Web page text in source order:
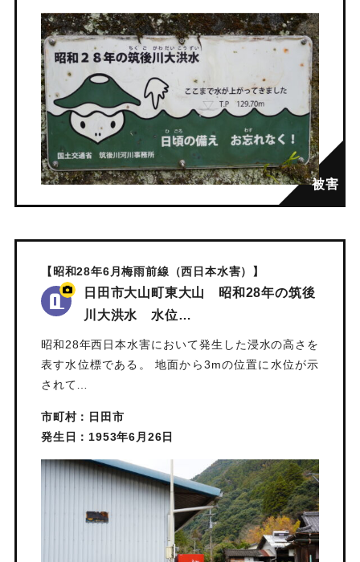
【昭和28年6月梅雨前線（西日本水害）】
日田市大山町東大山 昭和28年の筑後
川大洪水 水位…
昭和28年西日本水害において発生した浸水の高さを
表す水位標である。 地面から3mの位置に水位が示
されて…
市町村：日田市
発生日：1953年6月26日